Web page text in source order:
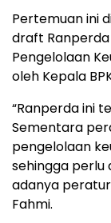
Pertemuan ini
draft
Pengelolaan
oleh Kepala
“Ranperda ini
Sementara
pengelolaan
sehingga perlu
adanya
Fahmi.